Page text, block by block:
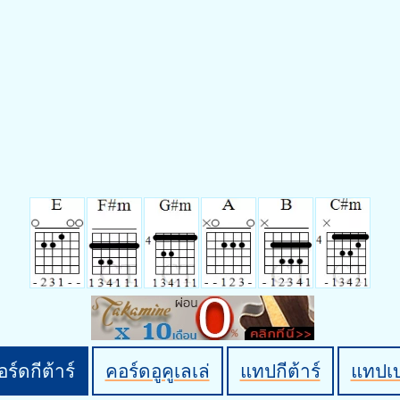
ร์ดกีต้าร์ คอร์ดอูคูเลเล่ แทปกีต้าร์ แทปเ